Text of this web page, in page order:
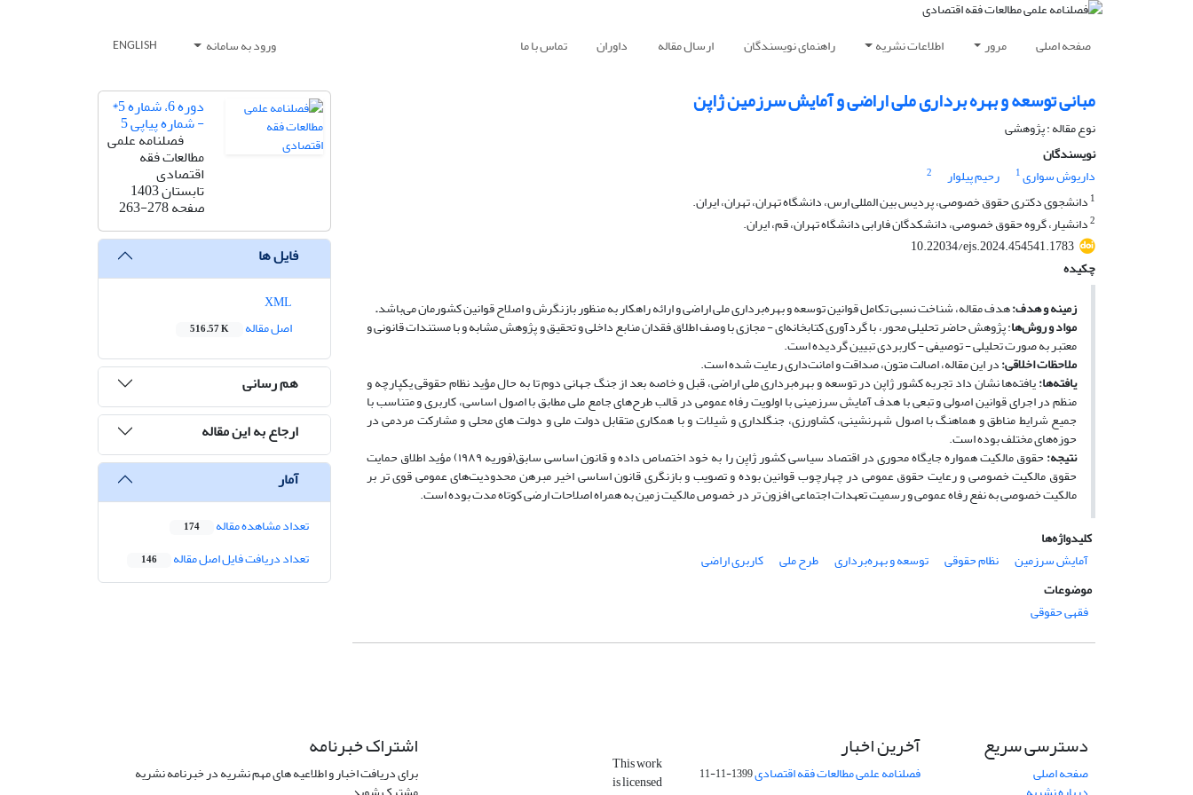
صفحه اصلی مرور اطلاعات نشریه راهنمای نویسندگان ارسال مقاله داوران تماس با ما ورود به سامانه ENGLISH
مبانی توسعه و بهره برداری ملی اراضی و آمایش سرزمین ژاپن
نوع مقاله : پژوهشی
نویسندگان
داریوش سواری1 رحیم پیلوار
2
1 دانشجوی دکتری حقوق خصوصی، پردیس بین المللی ارس، دانشگاه تهران، تهران، ایران.
2دانشیار، گروه حقوق خصوصی، دانشکدگان فارابی دانشگاه تهران، قم، ایران.
10.22034/ejs.2024.454541.1783
چکیده
زمینه و هدف:هدف مقاله، شناخت نسبی تکامل قوانین توسعه و بهره‌برداری ملی اراضی و ارائه راهکار به منظور بازنگرش و اصلاح قوانین کشورمان می‌باشد.
مواد و روش‌ها: پژوهش حاضر تحلیلی محور، با گردآوری کتاب­خانه‌ای - مجازی با وصف اطلاق فقدان منابع داخلی و تحقیق و پژوهش مشابه و با مستندات قانونی و
معتبر به­ صورت تحلیلی - توصیفی - کاربردی تبیین گردیده است.
ملاحظات اخلاقی:در این مقاله، اصالت متون، صداقت و امانت‌داری رعایت شده است.
یافته‌ها:یافته‌ها نشان داد تجربه کشور ژاپن در توسعه و بهره‌برداری ملی اراضی، قبل و خاصه بعد از جنگ جهانی دوم تا به حال مؤید نظام حقوقی یک­پارچه و
منظم در اجرای قوانین اصولی و تبعی با هدف آمایش سرزمینی با اولویت رفاه عمومی در قالب طرح‌های جامع ملی مطابق با اصول اساسی، کاربری و متناسب با
جمیع شرایط مناطق و هماهنگ با اصول شهرنشینی، کشاورزی، جنگل­داری و شیلات و با همکاری متقابل دولت ملی و دولت­ های محلی و مشارکت مردمی در
حوزه‌های مختلف بوده است.
نتیجه: حقوق مالکیت همواره جایگاه محوری در اقتصاد سیاسی کشور ژاپن را به خود اختصاص داده و قانون اساسی سابق(فوریه ۱۹۸۹) ﻣﺆید اطلاق حمایت
حقوق مالکیت خصوصی و رعایت حقوق عمومی در چهارچوب قوانین بوده و تصویب و بازنگری قانون اساسی اخیر مبرهن محدودیت‌های عمومی قوی ­تر بر
مالکیت خصوصی به نفع رفاه عمومی و رسمیت تعهدات اجتماعی افزون ­تر در خصوص مالکیت زمین به همراه اصلاحات ارضی کوتاه­ مدت بوده است.
کلیدواژه‌ها
آمایش سرزمین
نظام حقوقی توسعه و بهره‌برداری طرح ملی
کاربری اراضی
موضوعات
فقهی حقوقی
دوره 6، شماره 5*
- شماره پیاپی 5
فصلنامه علمی
مطالعات فقه
اقتصادی
تابستان 1403
صفحه263-278
فایل ها
اصل مقاله
516.57 K
هم رسانی
ارجاع به این مقاله
آمار
تعداد مشاهده مقاله 174
تعداد دریافت فایل اصل مقاله 146
دسترسی سریع
صفحه اصلی
آخرین اخبار
فصلنامه علمی مطالعات فقه اقتصادی1399-11-11
This work
is licensed
اشتراک خبرنامه
برای دریافت اخبار و اطلاعیه های مهم نشریه در خبرنامه نشریه